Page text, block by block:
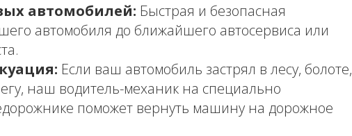
автомобилей: Быстрая и безопасная
автомобиля до ближайшего автосервиса или
Если ваш автомобиль застрял в лесу, болоте,
наш водитель-механик на специально
поможет вернуть машину на дорожное